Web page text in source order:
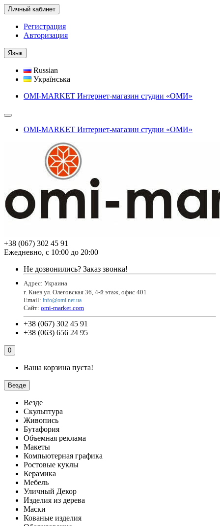
Личный кабинет
Регистрация
Авторизация
Язык
Russian
Українська
OMI-MARKET Интернет-магазин студии «ОМИ»
OMI-MARKET Интернет-магазин студии «ОМИ»
+38 (067) 302 45 91
Ежедневно, с 10:00 до 20:00
Не дозвонились? Заказ звонка!
Адрес: Украина
г. Киев ул. Олеговская 36, 4-й этаж, офис 401
Email: info@omi.net.ua
Сайт: omi-market.com
+38 (067) 302 45 91
+38 (063) 656 24 95
0
Ваша корзина пуста!
Везде
Везде
Скульптура
Живопись
Бутафория
Объемная реклама
Макеты
Компьютерная графика
Ростовые куклы
Керамика
Мебель
Уличный Декор
Изделия из дерева
Маски
Кованые изделия